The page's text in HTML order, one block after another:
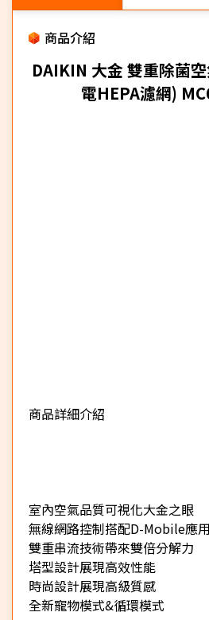
商品介紹
DAIKIN 大金 雙重除菌
電HEPA濾網)
商品詳細介紹
室內空氣品質可視化大金之眼
無線網路控制搭配D-Mobile應
雙重串流技術帶來雙倍分解力
塔型設計展現高效性能
時尚設計展現高級質感
全新寵物模式&循環模式